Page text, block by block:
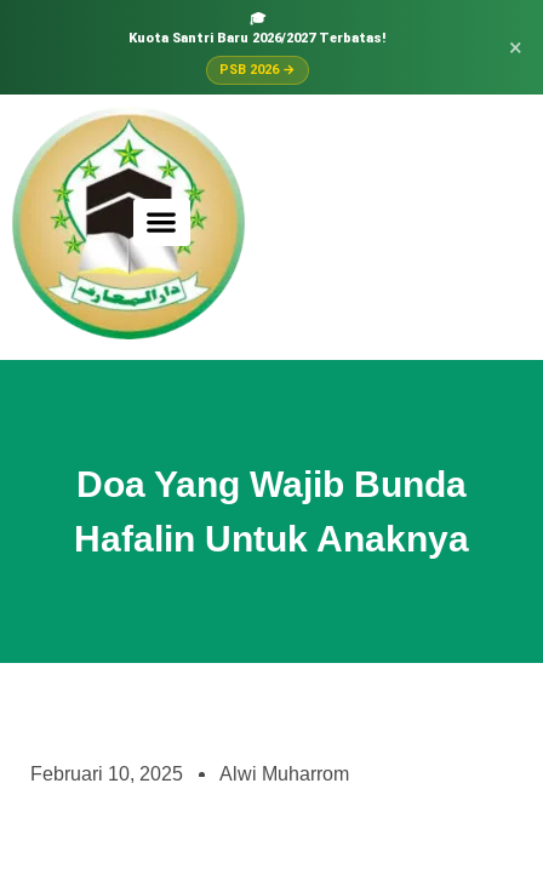
🎓
Kuota Santri Baru 2026/2027 Terbatas!
PSB 2026 →
×
Doa Yang Wajib Bunda
Hafalin Untuk Anaknya
Februari 10, 2025 Alwi Muharrom